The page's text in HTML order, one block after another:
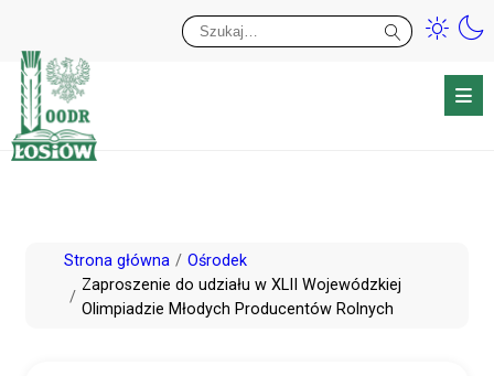
PrzejdźStrona główna
Ośrodek
Zaproszenie do udziału w XLII Wojewódzkiej
Olimpiadzie Młodych Producentów Rolnych